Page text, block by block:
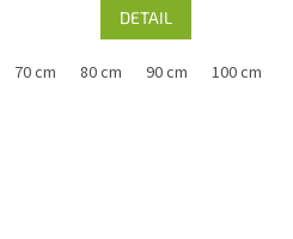
DETAIL
70 cm 80 cm 90 cm 100 cm